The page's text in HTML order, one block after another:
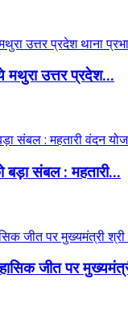
मथुरा उत्तर प्रदेश...
बड़ा संबल : महतारी...
जीत पर